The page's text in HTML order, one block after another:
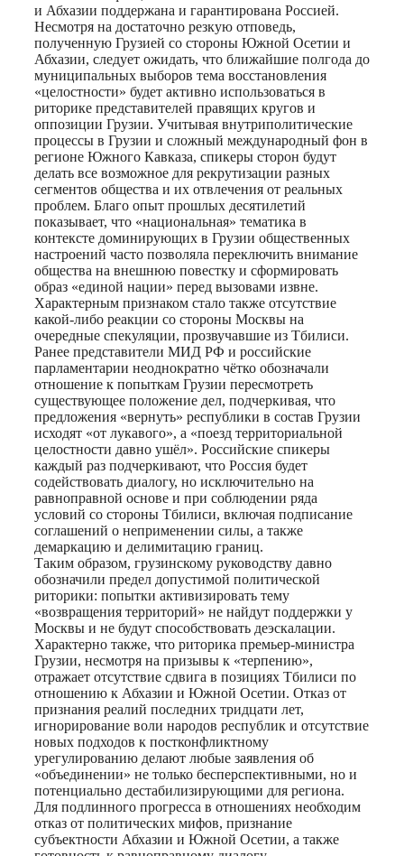
и Абхазии поддержана и гарантирована Россией.
Несмотря на достаточно резкую отповедь,
полученную Грузией со стороны Южной Осетии и
Абхазии, следует ожидать, что ближайшие полгода до
муниципальных выборов тема восстановления
«целостности» будет активно использоваться в
риторике представителей правящих кругов и
оппозиции Грузии. Учитывая внутриполитические
процессы в Грузии и сложный международный фон в
регионе Южного Кавказа, спикеры сторон будут
делать все возможное для рекрутизации разных
сегментов общества и их отвлечения от реальных
проблем. Благо опыт прошлых десятилетий
показывает, что «национальная» тематика в
контексте доминирующих в Грузии общественных
настроений часто позволяла переключить внимание
общества на внешнюю повестку и сформировать
образ «единой нации» перед вызовами извне.
Характерным признаком стало также отсутствие
какой-либо реакции со стороны Москвы на
очередные спекуляции, прозвучавшие из Тбилиси.
Ранее представители МИД РФ и российские
парламентарии неоднократно чётко обозначали
отношение к попыткам Грузии пересмотреть
существующее положение дел, подчеркивая, что
предложения «вернуть» республики в состав Грузии
исходят «от лукавого», а «поезд территориальной
целостности давно ушёл». Российские спикеры
каждый раз подчеркивают, что Россия будет
содействовать диалогу, но исключительно на
равноправной основе и при соблюдении ряда
условий со стороны Тбилиси, включая подписание
соглашений о неприменении силы, а также
демаркацию и делимитацию границ.
Таким образом, грузинскому руководству давно
обозначили предел допустимой политической
риторики: попытки активизировать тему
«возвращения территорий» не найдут поддержки у
Москвы и не будут способствовать деэскалации.
Характерно также, что риторика премьер-министра
Грузии, несмотря на призывы к «терпению»,
отражает отсутствие сдвига в позициях Тбилиси по
отношению к Абхазии и Южной Осетии. Отказ от
признания реалий последних тридцати лет,
игнорирование воли народов республик и отсутствие
новых подходов к постконфликтному
урегулированию делают любые заявления об
«объединении» не только бесперспективными, но и
потенциально дестабилизирующими для региона.
Для подлинного прогресса в отношениях необходим
отказ от политических мифов, признание
субъектности Абхазии и Южной Осетии, а также